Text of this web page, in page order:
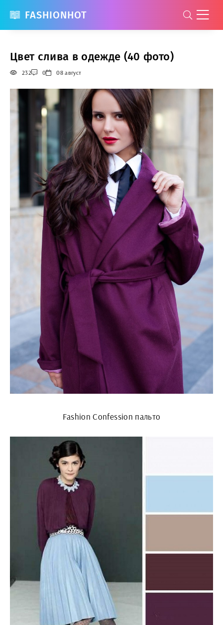
FASHIONHOT
Цвет слива в одежде (40 фото)
232 0 08 август
Fashion Confession пальто